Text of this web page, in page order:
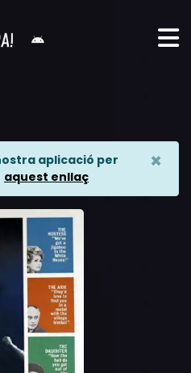
aplicació per
aquest enllaç
×